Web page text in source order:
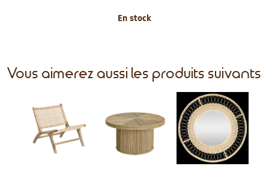
En stock
Vous aimerez aussi les produits suivants